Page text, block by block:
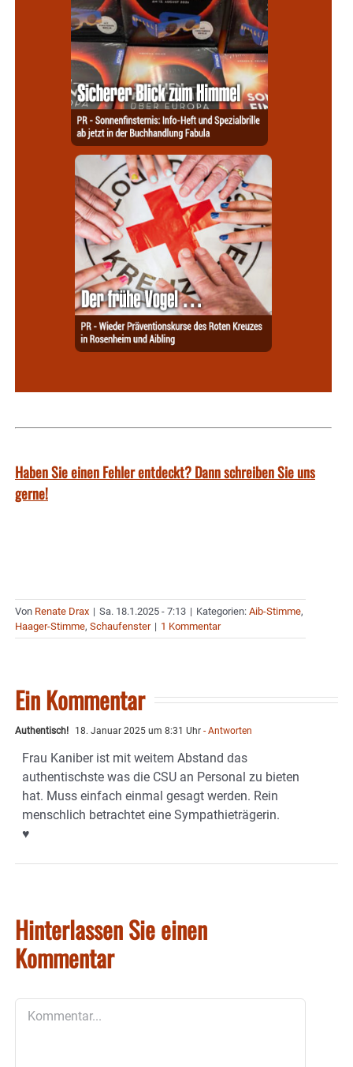
Haben Sie einen Fehler entdeckt? Dann schreiben Sie uns
gerne!
Von Renate Drax | Sa. 18.1.2025 - 7:13 | Kategorien: Aib-Stimme,
Haager-Stimme, Schaufenster | 1 Kommentar
Ein Kommentar
Authentisch! 18. Januar 2025 um 8:31 Uhr - Antworten
Frau Kaniber ist mit weitem Abstand das
authentischste was die CSU an Personal zu bieten
hat. Muss einfach einmal gesagt werden. Rein
menschlich betrachtet eine Sympathieträgerin.
♥️
Hinterlassen Sie einen
Kommentar